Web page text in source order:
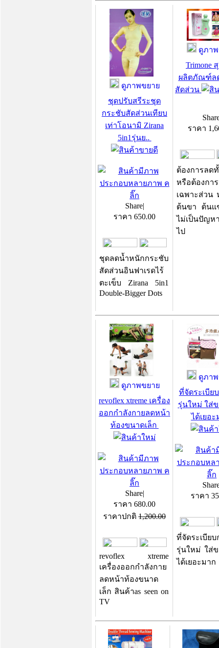
ดูภาพขยาย
ชุดปรับสรีระชุด
กระชับสัดส่วนเทียบ
เท่าโอนามิ Zirana
5in1รุ่นย..
Share|
ราคา 650.00
ชุดลดน้ำหนักกระชับ
สัดส่วนอินฟาเรดไร้
ตะเข็บ Zirana 5in1
Double-Bigger Dots
ดูภา
Trimone
ผลิตภัณฑ์ล
สัดส่วน
ราคา
ต้องการลด
หรือต้องกา
เฉพาะส่วน
ต้นขา ต้นแ
ไม่เป็นปัญห
ไป
ดูภาพขยาย
revoflex xtreme เครื่อง
ออกกำลังกายลดหน้า
ท้องขนาดเล็ก
Share|
ราคา 680.00
ราคาปกติ 1,200.00
revoflex xtreme
เครื่องออกกำลังกาย
ลดหน้าท้องขนาด
เล็ก สินค้าas seen on
TV
ดูภา
ที่จัดระเบีย
รุ่นใหม่ ใส่
ได้เยอ
ราคา
ที่จัดระเบียบ
รุ่นใหม่ ใส่
ได้เยอะมาก